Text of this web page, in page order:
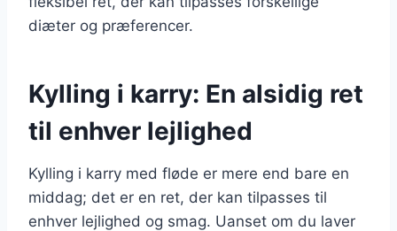
diæter og præferencer.
Kylling i karry: En alsidig ret
til enhver lejlighed
Kylling i karry med fløde er mere end bare en
middag; det er en ret, der kan tilpasses til
enhver lejlighed og smag. Uanset om du laver